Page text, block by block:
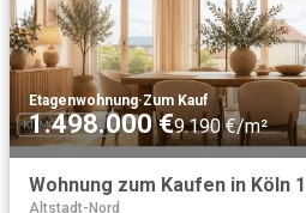
Etagenwohnung·Zum Kauf
1.498.000 €9.190 €/m²
Altstadt-Nord